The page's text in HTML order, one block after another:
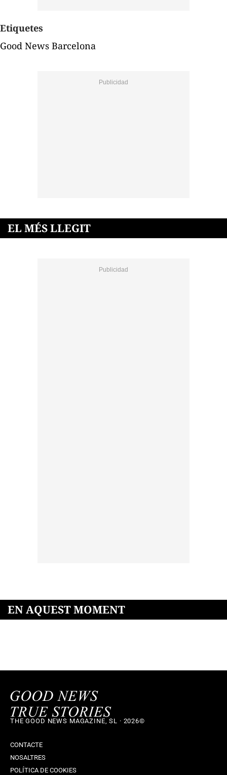
Etiquetes
Good News Barcelona
EL MÉS LLEGIT
EN AQUEST MOMENT
THE GOOD NEWS MAGAZINE, SL · 2026©
CONTACTE
NOSALTRES
POLÍTICA DE COOKIES